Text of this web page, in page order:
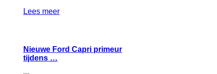
Lees meer
Nieuwe Ford Capri primeur
tijdens …